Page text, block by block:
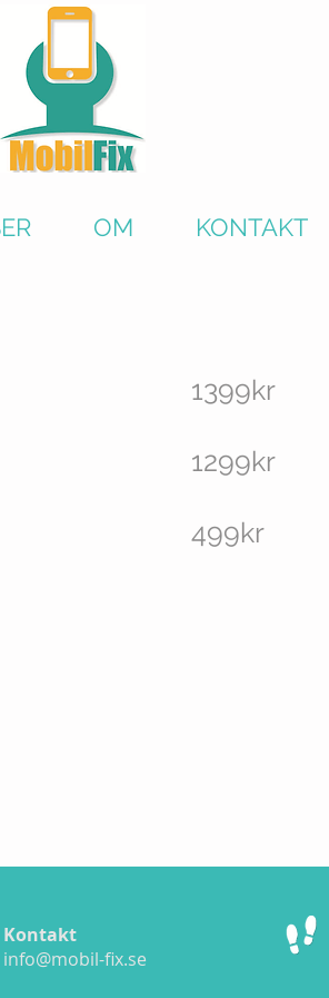
OM KONTAKT
1399kr
1299kr
499kr
Kontakt
info@mobil-fix.se